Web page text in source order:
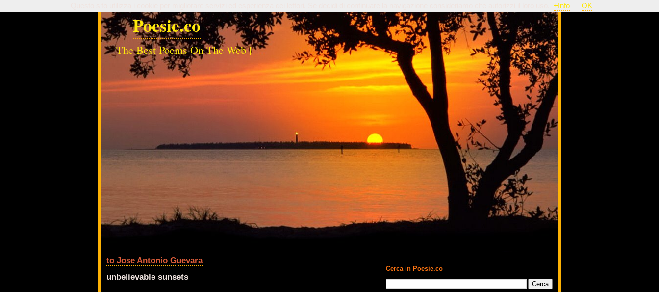
Poesie.co
The Best Poems On The Web |
to Jose Antonio Guevara
unbelievable sunsets
Cerca in Poesie.co
+Info OK